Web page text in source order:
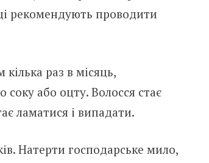
рекомендують проводити
раз в місяць,
або оцту. Волосся стає
ламатися і випадати.
Натерти господарське мило,